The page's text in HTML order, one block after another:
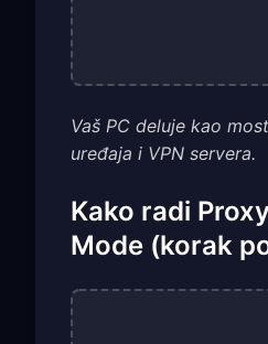
Vaš PC deluje kao
uređaja i VPN servera.
Kako radi
Mode (korak